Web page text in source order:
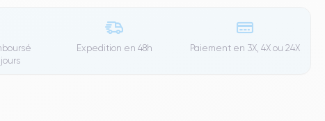
Expedition en 48h Paiement en 3X, 4X ou 24X